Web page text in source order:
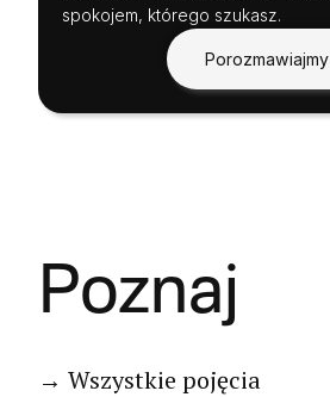
spokojem, którego szukasz.
Porozmawiajmy
Poznaj
→ Wszystkie pojęcia